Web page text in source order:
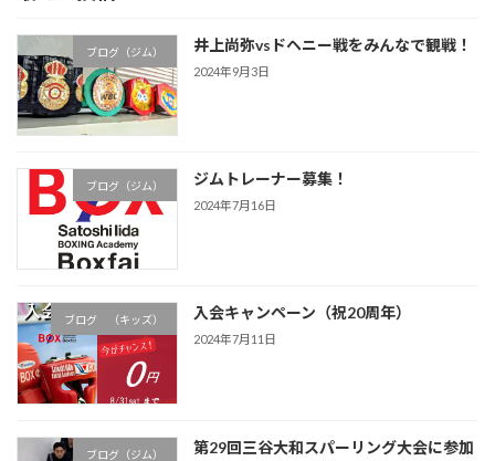
ー
ジ
送
り
ジ
ジ
ブログ（ジム） 井上尚弥vsドヘニー戦をみんなで観戦！
2024年9月3日
ブログ（ジム） ジムトレーナー募集！
2024年7月16日
ブログ （キッズ） 入会キャンペーン（祝20周年）
2024年7月11日
ブログ（ジム）
第29回三谷大和スパーリング大会に参加